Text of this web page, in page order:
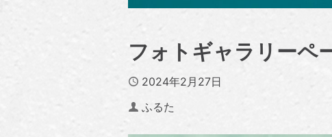
フォトギャラリー
Published
2024年2月27日
Author
ふるた